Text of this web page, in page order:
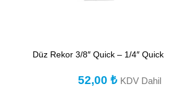
Düz Rekor 3/8″ Quick – 1/4″ Quick
52,00₺ KDV Dahil